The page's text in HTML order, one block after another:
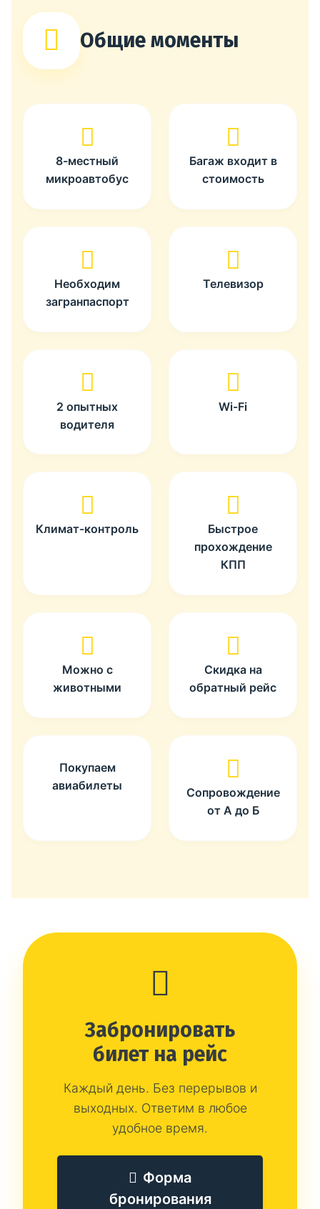
Общие моменты
8-местный
микроавтобус
Багаж входит в
стоимость
Необходим
загранпаспорт
Телевизор
2 опытных
водителя
Wi-Fi
Климат-контроль
Быстрое
прохождение
КПП
Можно с
животными
Скидка на
обратный рейс
Покупаем
авиабилеты
Сопровождение
от А до Б
Забронировать
билет на рейс
Каждый день. Без перерывов и
выходных. Ответим в любое
удобное время.
Форма
бронирования